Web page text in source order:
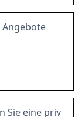
Sie eine priv